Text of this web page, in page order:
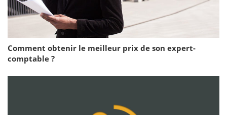
Comment obtenir le meilleur prix de son expert-
comptable ?